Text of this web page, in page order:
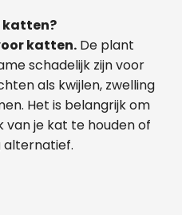
katten?
katten. De plant
schadelijk zijn voor
als kwijlen, zwelling
Het is belangrijk om
je kat te houden of
alternatief.